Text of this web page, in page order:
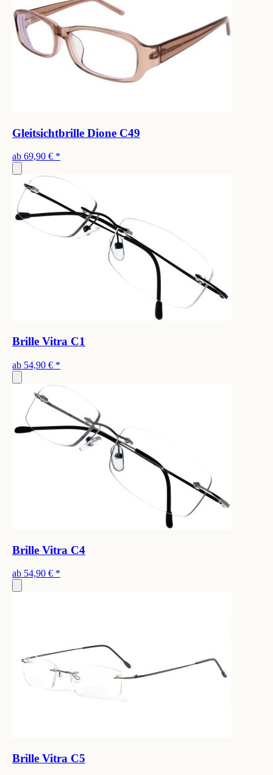
Gleitsichtbrille Dione C49
ab 69,90 € *
Brille Vitra C1
ab 54,90 € *
Brille Vitra C4
ab 54,90 € *
Brille Vitra C5